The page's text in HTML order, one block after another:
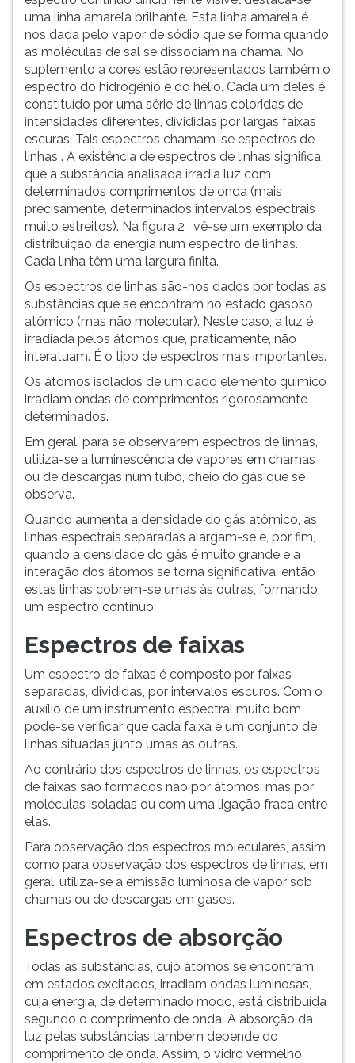
uma linha amarela brilhante. Esta linha amarela é
nos dada pelo vapor de sódio que se forma quando
as moléculas de sal se dissociam na chama. No
suplemento a cores estão representados também o
espectro do hidrogênio e do hélio. Cada um deles é
constituído por uma série de linhas coloridas de
intensidades diferentes, divididas por largas faixas
escuras. Tais espectros chamam-se espectros de
linhas . A existência de espectros de linhas significa
que a substância analisada irradia luz com
determinados comprimentos de onda (mais
precisamente, determinados intervalos espectrais
muito estreitos). Na figura 2 , vê-se um exemplo da
distribuição da energia num espectro de linhas.
Cada linha têm uma largura finita.
Os espectros de linhas são-nos dados por todas as
substâncias que se encontram no estado gasoso
atômico (mas não molecular). Neste caso, a luz é
irradiada pelos átomos que, praticamente, não
interatuam. É o tipo de espectros mais importantes.
Os átomos isolados de um dado elemento químico
irradiam ondas de comprimentos rigorosamente
determinados.
Em geral, para se observarem espectros de linhas,
utiliza-se a luminescência de vapores em chamas
ou de descargas num tubo, cheio do gás que se
observa.
Quando aumenta a densidade do gás atômico, as
linhas espectrais separadas alargam-se e, por fim,
quando a densidade do gás é muito grande e a
interação dos átomos se torna significativa, então
estas linhas cobrem-se umas às outras, formando
um espectro contínuo.
Espectros de faixas
Um espectro de faixas é composto por faixas
separadas, divididas, por intervalos escuros. Com o
auxílio de um instrumento espectral muito bom
pode-se verificar que cada faixa é um conjunto de
linhas situadas junto umas às outras.
Ao contrário dos espectros de linhas, os espectros
de faixas são formados não por átomos, mas por
moléculas isoladas ou com uma ligação fraca entre
elas.
Para observação dos espectros moleculares, assim
como para observação dos espectros de linhas, em
geral, utiliza-se a emissão luminosa de vapor sob
chamas ou de descargas em gases.
Espectros de absorção
Todas as substâncias, cujo átomos se encontram
em estados excitados, irradiam ondas luminosas,
cuja energia, de determinado modo, está distribuída
segundo o comprimento de onda. A absorção da
luz pelas substâncias também depende do
comprimento de onda. Assim, o vidro vermelho